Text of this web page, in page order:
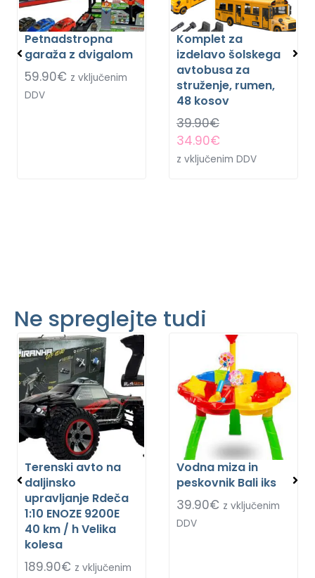
Petnadstropna
garaža z dvigalom
59.90€ z vključenim
DDV
Komplet za
izdelavo šolskega
avtobusa za
struženje, rumen,
48 kosov
39.90€
34.90€
z vključenim DDV
Ne spreglejte tudi
Terenski avto na
daljinsko
upravljanje Rdeča
1:10 ENOZE 9200E
40 km / h Velika
kolesa
189.90€ z vključenim
Vodna miza in
peskovnik Bali iks
39.90€ z vključenim
DDV